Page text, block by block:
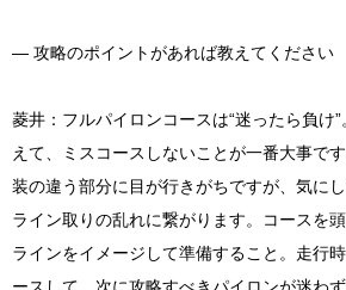
― 攻略のポイントがあれば教えてください
菱井：フルパイロンコースは“迷ったら負け
えて、ミスコースしないことが一番大事で
装の違う部分に目が行きがちですが、気に
ライン取りの乱れに繋がります。コースを
ラインをイメージして準備すること。走行